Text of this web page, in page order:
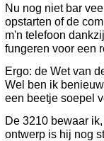
Nu nog niet bar
opstarten of de
m'n telefoon
fungeren voor een
Ergo: de Wet van
Wel ben ik
een beetje soepel
De 3210 bewaar
ontwerp is hij nog